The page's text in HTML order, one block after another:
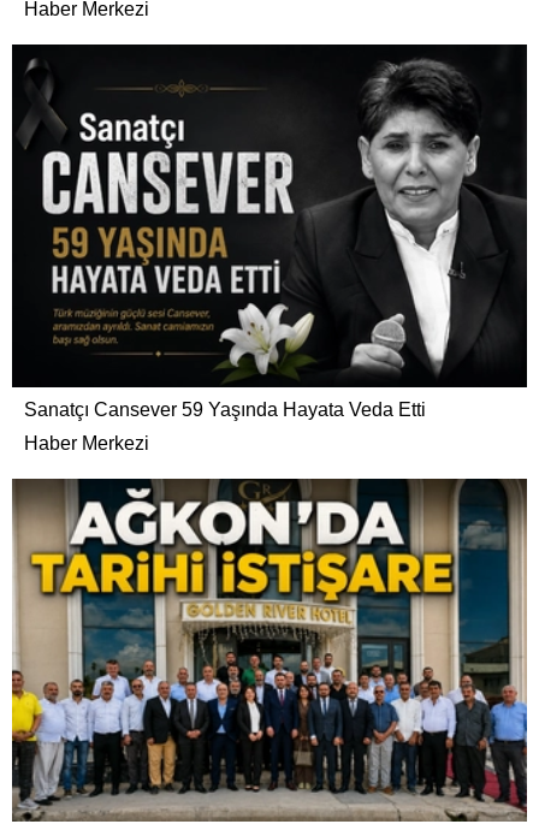
Haber Merkezi
Sanatçı Cansever 59 Yaşında Hayata Veda Etti
Haber Merkezi